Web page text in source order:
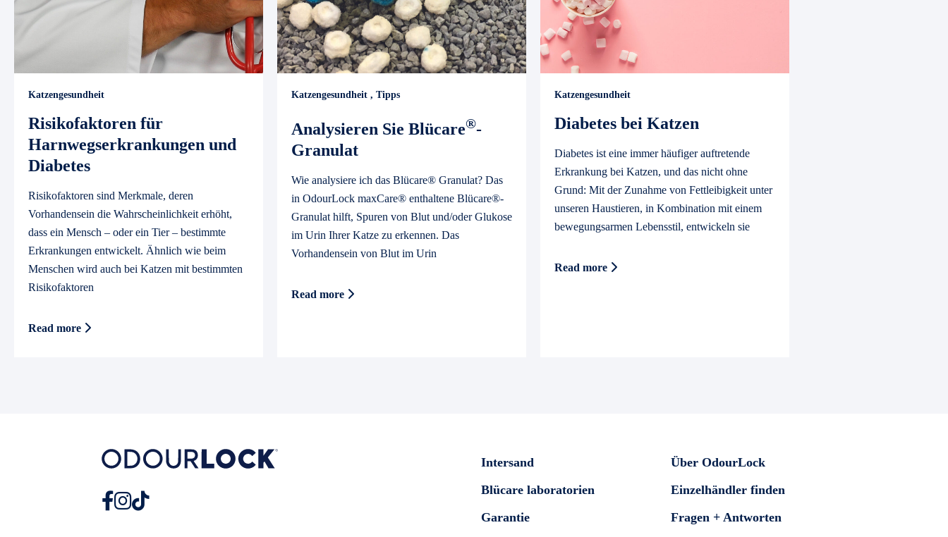
Katzengesundheit
Risikofaktoren für
Harnwegserkrankungen und
Diabetes
Risikofaktoren sind Merkmale, deren
Vorhandensein die Wahrscheinlichkeit erhöht,
dass ein Mensch – oder ein Tier – bestimmte
Erkrankungen entwickelt. Ähnlich wie beim
Menschen wird auch bei Katzen mit bestimmten
Risikofaktoren
Read more
Katzengesundheit , Tipps
Analysieren Sie Blücare®-
Granulat
Wie analysiere ich das Blücare® Granulat? Das
in OdourLock maxCare® enthaltene Blücare®-
Granulat hilft, Spuren von Blut und/oder Glukose
im Urin Ihrer Katze zu erkennen. Das
Vorhandensein von Blut im Urin
Read more
Katzengesundheit
Diabetes bei Katzen
Diabetes ist eine immer häufiger auftretende
Erkrankung bei Katzen, und das nicht ohne
Grund: Mit der Zunahme von Fettleibigkeit unter
unseren Haustieren, in Kombination mit einem
bewegungsarmen Lebensstil, entwickeln sie
Read more
Intersand
Blücare laboratorien
Garantie
Über OdourLock
Einzelhändler finden
Fragen + Antworten